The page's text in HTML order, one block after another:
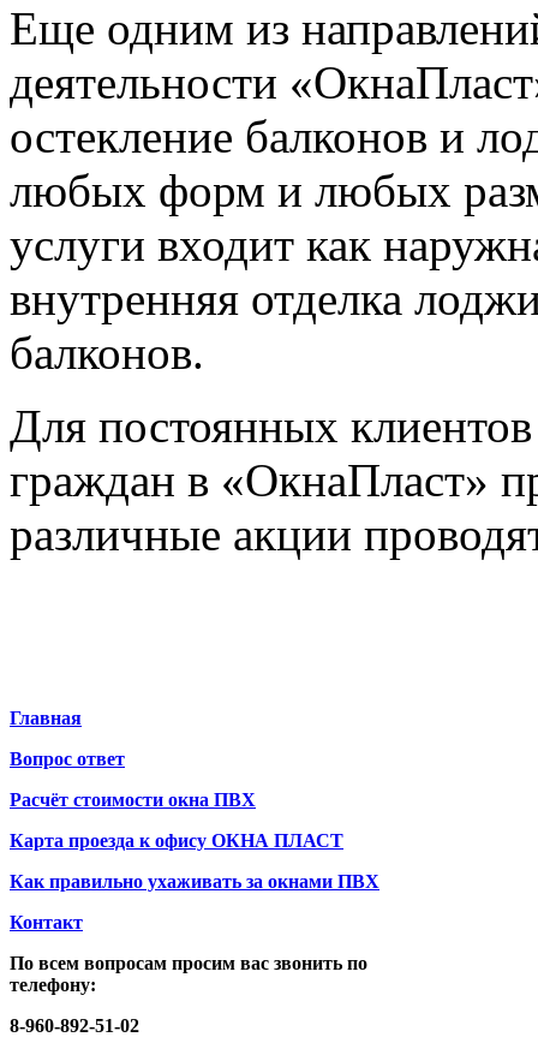
Еще одним из
деятельности
остекление балконов и
любых форм и любых
услуги входит как
внутренняя отделка
балконов.
Для постоянных
граждан в «ОкнаПласт»
различные акции
Главная
Вопрос ответ
Расчёт стоимости окна ПВХ
Карта проезда к офису ОКНА ПЛАСТ
Как правильно ухаживать за окнами ПВХ
Контакт
По всем вопросам просим вас звонить по
телефону:
8-960-892-51-02